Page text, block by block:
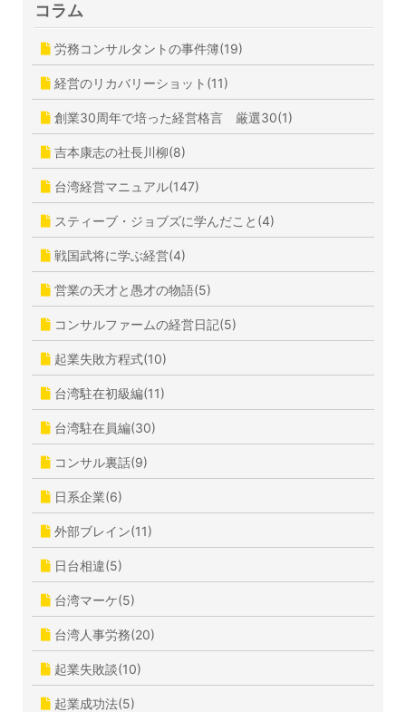
コラム
労務コンサルタントの事件簿(19)
経営のリカバリーショット(11)
創業30周年で培った経営格言 厳選30(1)
吉本康志の社長川柳(8)
台湾経営マニュアル(147)
スティーブ・ジョブズに学んだこと(4)
戦国武将に学ぶ経営(4)
営業の天才と愚才の物語(5)
コンサルファームの経営日記(5)
起業失敗方程式(10)
台湾駐在初級編(11)
台湾駐在員編(30)
コンサル裏話(9)
日系企業(6)
外部ブレイン(11)
日台相違(5)
台湾マーケ(5)
台湾人事労務(20)
起業失敗談(10)
起業成功法(5)